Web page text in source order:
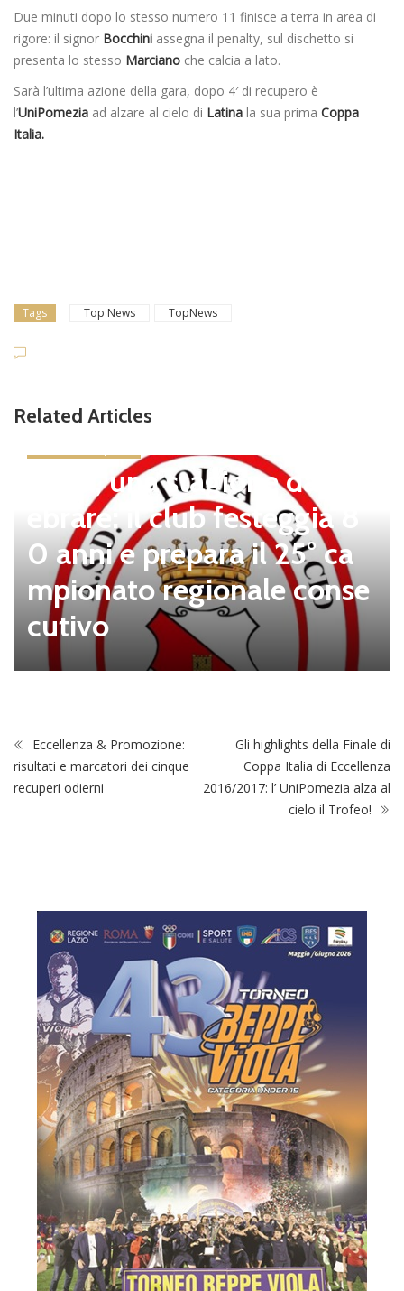
Due minuti dopo lo stesso numero 11 finisce a terra in area di
rigore: il signor Bocchini assegna il penalty, sul dischetto si
presenta lo stesso Marciano che calcia a lato.
Sarà l’ultima azione della gara, dopo 4′ di recupero è
l’UniPomezia ad alzare al cielo di Latina la sua prima Coppa
Italia.
Tags Top News TopNews
Related Articles
Tolfa, una stagione da cel
ebrare: il club festeggia 8
0 anni e prepara il 25° ca
mpionato regionale conse
cutivo
Eccellenza & Promozione:
risultati e marcatori dei cinque
recuperi odierni
Gli highlights della Finale di
Coppa Italia di Eccellenza
2016/2017: l’ UniPomezia alza al
cielo il Trofeo!